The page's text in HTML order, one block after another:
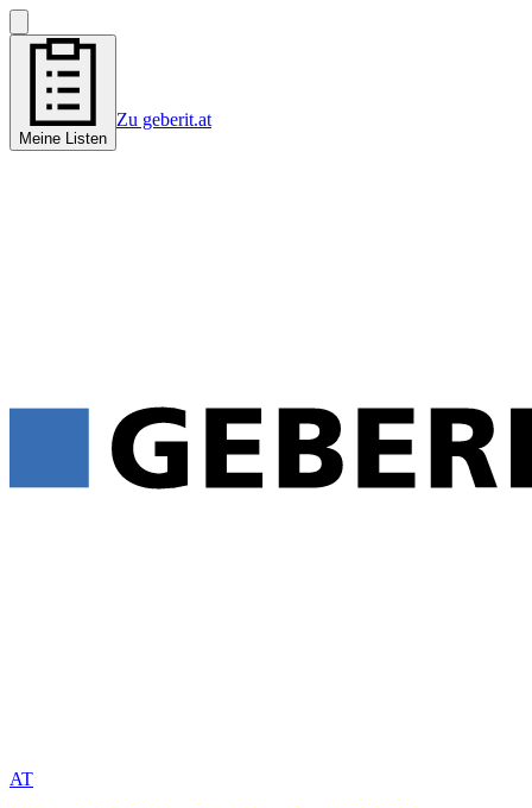
Meine Listen
Zu geberit.at
AT